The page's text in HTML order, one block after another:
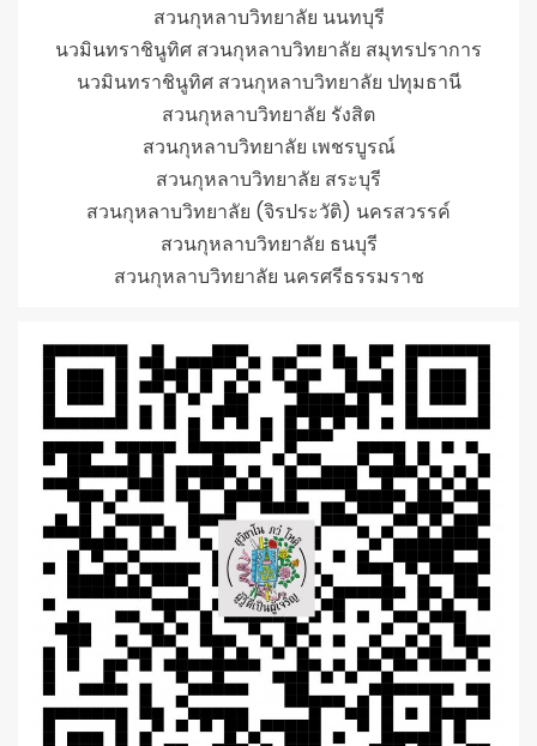
สวนกุหลาบวิทยาลัย นนทบุรี
นวมินทราชินูทิศ สวนกุหลาบวิทยาลัย สมุทรปราการ
นวมินทราชินูทิศ สวนกุหลาบวิทยาลัย ปทุมธานี
สวนกุหลาบวิทยาลัย รังสิต
สวนกุหลาบวิทยาลัย เพชรบูรณ์
สวนกุหลาบวิทยาลัย สระบุรี
สวนกุหลาบวิทยาลัย (จิรประวัติ) นครสวรรค์
สวนกุหลาบวิทยาลัย ธนบุรี
สวนกุหลาบวิทยาลัย นครศรีธรรมราช